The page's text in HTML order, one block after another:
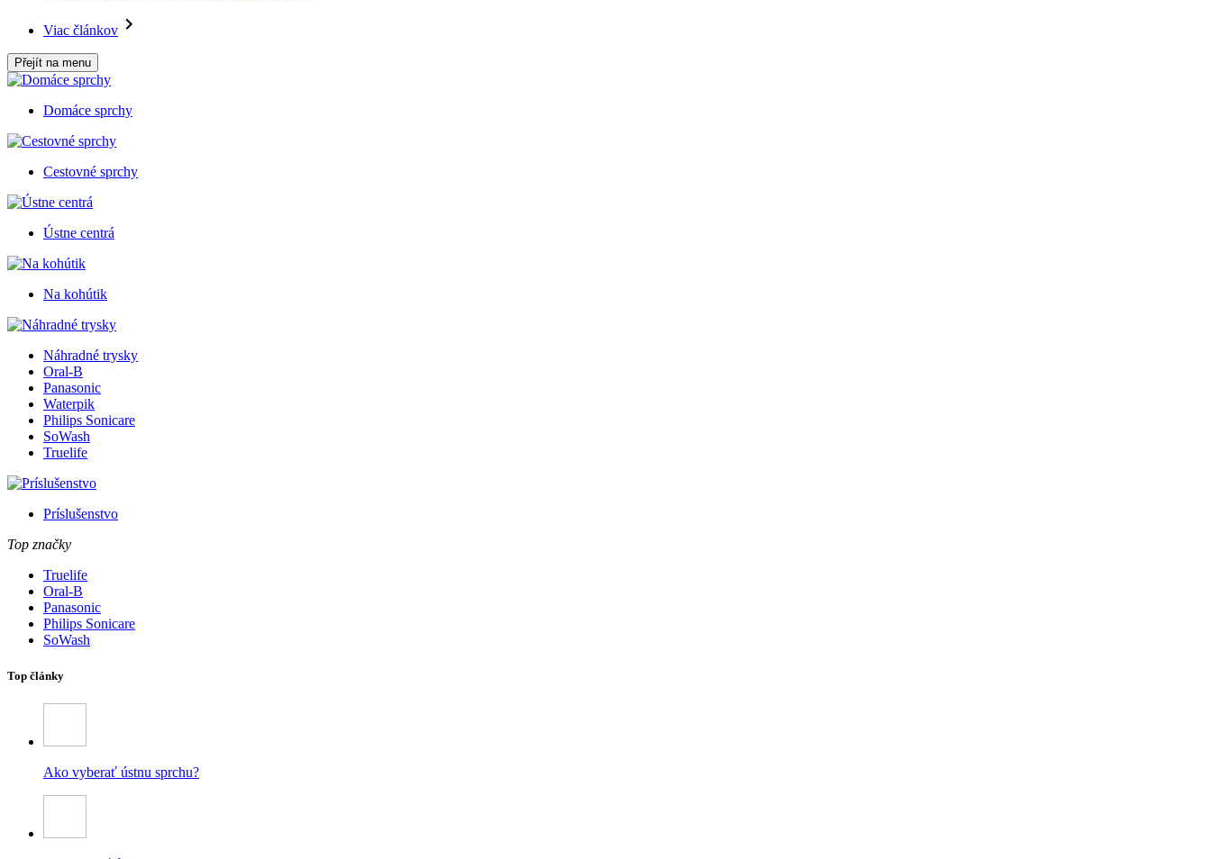
Viac článkov
Přejít na menu
Domáce sprchy
Cestovné sprchy
Ústne centrá
Na kohútik
Náhradné trysky
Oral-B
Panasonic
Waterpik
Philips Sonicare
SoWash
Truelife
Príslušenstvo
Top značky
Truelife
Oral-B
Panasonic
Philips Sonicare
SoWash
Top články
Ako vyberať ústnu sprchu?